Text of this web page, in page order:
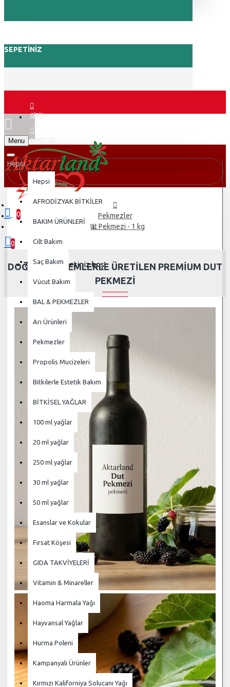
SEPETINIZ
GIRIŞ
KAYIT OL
Menu
0
0 ürün - 0,00TL
0
Alışveriş sepetiniz boş!
Hepsi
Hepsi
AFRODİZYAK BİTKİLER
BAKIM ÜRÜNLERİ
Cilt Bakım
Saç Bakım
Vücut Bakım
BAL & PEKMEZLER
Arı Ürünleri
Pekmezler
Propolis Mucizeleri
Bitkilerle Estetik Bakım
BİTKİSEL YAĞLAR
100 ml yağlar
20 ml yağlar
250 ml yağlar
30 ml yağlar
50 ml yağlar
Esanslar ve Kokular
Fırsat Köşesi
GIDA TAKVİYELERİ
Vitamin & Minareller
Haoma Harmala Yağı
Hayvansal Yağlar
Hurma Poleni
Kampanyalı Ürünler
Kırmızı Kaliforniya Solucanı Yağı
Pekmezler
Dut Pekmezi - 1 kg
DOĞAL YÖNTEMLERLE ÜRETILEN PREMIUM DUT
PEKMEZI